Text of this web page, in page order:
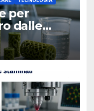
per
dalle